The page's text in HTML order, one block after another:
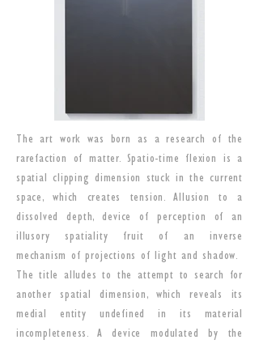
of
gallery
The art work was born as a research of the
rarefaction of matter. Spatio-time flexion is a
spatial clipping dimension stuck in the current
space, which creates tension. Allusion to a
dissolved depth, device of perception of an
illusory spatiality fruit of an inverse
mechanism of projections of light and shadow.
The title alludes to the attempt to search for
another spatial dimension, which reveals its
medial entity undefined in its material
incompleteness. A device modulated by the